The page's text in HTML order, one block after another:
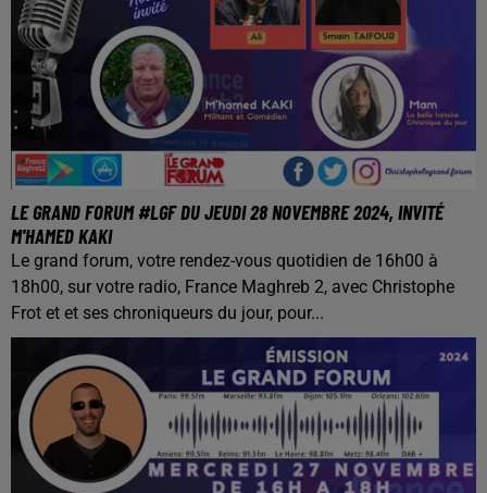
LE GRAND FORUM #LGF DU JEUDI 28 NOVEMBRE 2024, INVITÉ
M'HAMED KAKI
Le grand forum, votre rendez-vous quotidien de 16h00 à
18h00, sur votre radio, France Maghreb 2, avec Christophe
Frot et et ses chroniqueurs du jour, pour...